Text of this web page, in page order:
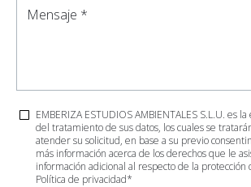
Mensaje *
EMBERIZA ESTUDIOS AMBIENTALES S.L.U. es
del tratamiento de sus datos, los cuales se
atender su solicitud, en base a su previo
más información acerca de los derechos que le
información adicional al respecto de la protección
Política de privacidad*